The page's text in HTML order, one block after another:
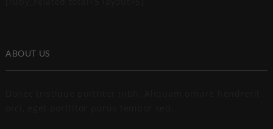
ABOUT US